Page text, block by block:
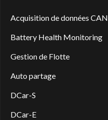
Acquisition de données CAN
Battery Health Monitoring
Gestion de Flotte
Auto partage
DCar-S
DCar-E